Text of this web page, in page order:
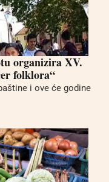
organizira XV.
folklora“
i ove će godine